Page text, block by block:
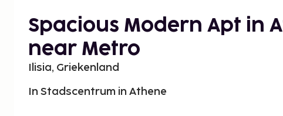
Spacious Modern Apt in
near Metro
Ilisia, Griekenland
In Stadscentrum in Athene